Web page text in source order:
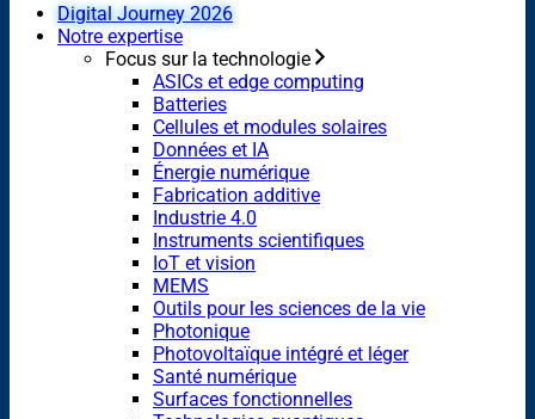
Digital Journey 2026
Notre expertise
Focus sur la technologie
ASICs et edge computing
Batteries
Cellules et modules solaires
Données et IA
Énergie numérique
Fabrication additive
Industrie 4.0
Instruments scientifiques
IoT et vision
MEMS
Outils pour les sciences de la vie
Photonique
Photovoltaïque intégré et léger
Santé numérique
Surfaces fonctionnelles